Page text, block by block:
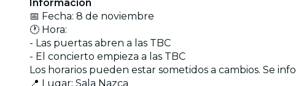
Información
📅 Fecha: 8 de noviembre
🕐 Hora:
- Las puertas abren a las TBC
- El concierto empieza a las TBC
Los horarios pueden estar sometidos a cambios. Se
📍 Lugar: Sala Nazca